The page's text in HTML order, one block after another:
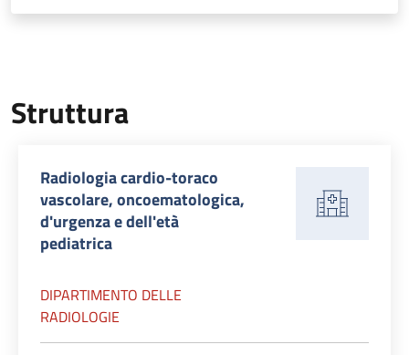
Struttura
Radiologia cardio-toraco
vascolare, oncoematologica,
d'urgenza e dell'età
pediatrica
DIPARTIMENTO DELLE
RADIOLOGIE